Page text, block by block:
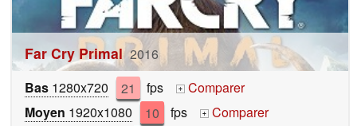
Far Cry Primal 2016
Bas 1280x720 21 fps +
Comparer
Moyen 1920x1080 10 fps +
Comparer